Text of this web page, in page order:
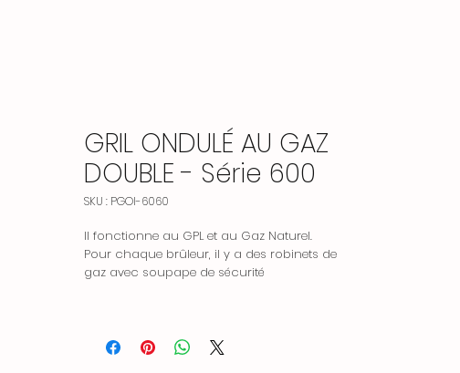
GRIL ONDULÉ AU GAZ
DOUBLE - Série 600
SKU : PGOI-6060
Il fonctionne au GPL et au Gaz Naturel.
Pour chaque brûleur, il y a des robinets de
gaz avec soupape de sécurité
drain devant la surface de friture.